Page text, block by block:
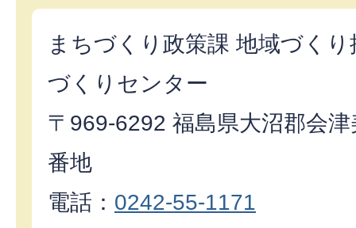
まちづくり政策課 地域づく
づくりセンター
〒969-6292 福島県大沼郡会
番地
電話： 0242-55-1171